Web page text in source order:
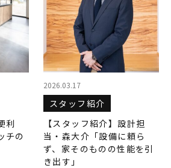
利
チの
2026.03.17
スタッフ紹介
【スタッフ紹介】設計担
当・森大介「設備に頼ら
ず、家そのものの性能を引
き出す」